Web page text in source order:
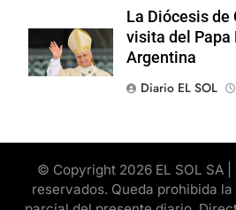
La Diócesis de
visita del Papa
Argentina
Diario EL SOL
© Copyright 2026 EL SOL SA
reservados. Queda prohibida